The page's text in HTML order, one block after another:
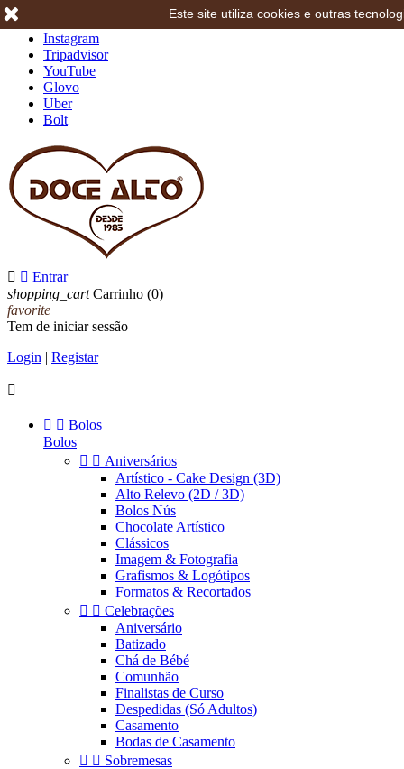
Instagram
Tripadvisor
YouTube
Glovo
Uber
Bolt
  Entrar
shopping_cart Carrinho (0)
favorite
Tem de iniciar sessão
Login | Registar

  Bolos
Bolos
  Aniversários
Artístico - Cake Design (3D)
Alto Relevo (2D / 3D)
Bolos Nús
Chocolate Artístico
Clássicos
Imagem & Fotografia
Grafismos & Logótipos
Formatos & Recortados
  Celebrações
Aniversário
Batizado
Chá de Bébé
Comunhão
Finalistas de Curso
Despedidas (Só Adultos)
Casamento
Bodas de Casamento
  Sobremesas
Este site utiliza cookies e outras